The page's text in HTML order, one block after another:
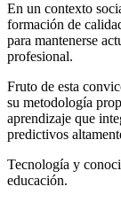
En un contexto
formación de
para mantenerse
profesional.
Fruto de esta
su metodología
aprendizaje que
predictivos
Tecnología y
educación.